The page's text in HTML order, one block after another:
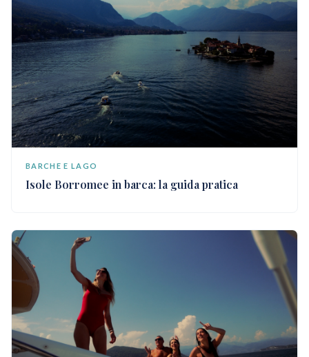
BARCHE E LAGO
Isole Borromee in barca: la guida pratica